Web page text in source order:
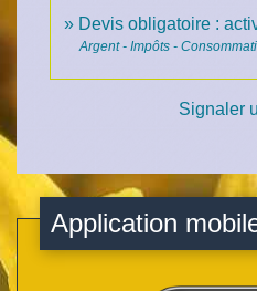
Devis obligatoire :
Argent - Impôts -
Signaler
Application